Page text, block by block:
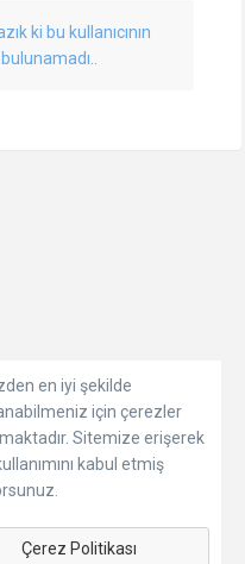
ki bu kullanıcının
en iyi şekilde
için çerezler
Sitemize erişerek
kabul etmiş
Çerez Politikası